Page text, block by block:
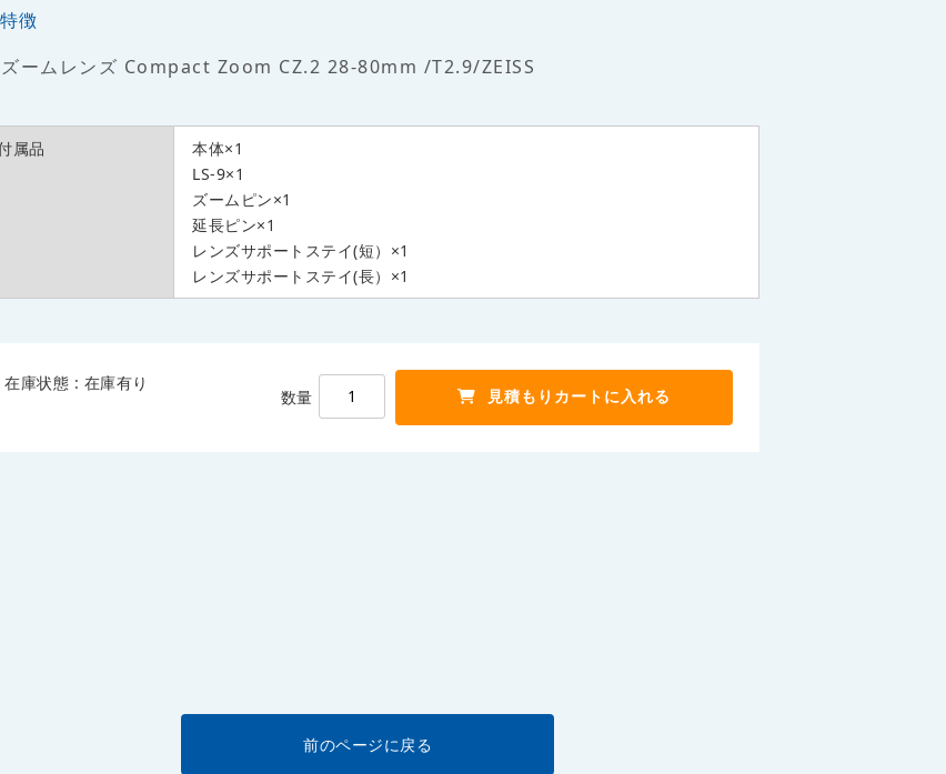
特徴
ームレンズ Compact Zoom CZ.2 28-80mm /T2.9/ZEISS
属品
本体×1
LS-9×1
ズームピン×1
延長ピン×1
レンズサポートステイ(短）×1
レンズサポートステイ(長）×1
在庫状態 : 在庫有り
数量
前のページに戻る